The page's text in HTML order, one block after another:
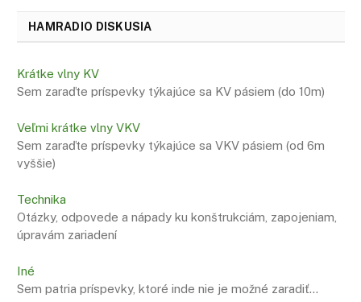
HAMRADIO DISKUSIA
Krátke vlny KV
Sem zaraďte príspevky týkajúce sa KV pásiem (do 10m)
Veľmi krátke vlny VKV
Sem zaraďte príspevky týkajúce sa VKV pásiem (od 6m
vyššie)
Technika
Otázky, odpovede a nápady ku konštrukciám, zapojeniam,
úpravám zariadení
Iné
Sem patria príspevky, ktoré inde nie je možné zaradiť…